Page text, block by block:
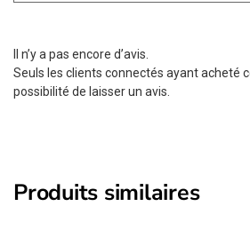
Il n’y a pas encore d’avis.
Seuls les clients connectés ayant acheté
possibilité de laisser un avis.
Produits similaires